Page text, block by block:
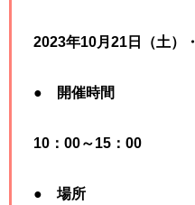
2023年10月21日（土）・
● 開催時間
10：00～15：00
● 場所